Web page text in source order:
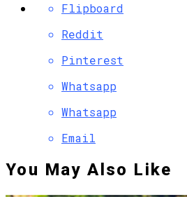
Flipboard
Reddit
Pinterest
Whatsapp
Whatsapp
Email
You May Also Like